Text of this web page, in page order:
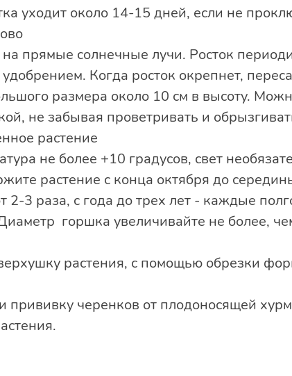
уходит около 14-15 дней, если не
на прямые солнечные лучи. Росток
Когда росток окрепнет,
размера около 10 см в высоту.
не забывая проветривать и
растение
не более +10 градусов, свет
растение с конца октября до
3 раза, с года до трех лет - каждые
горшка увеличивайте не более,
растения, с помощью обрезки
прививку черенков от плодоносящей